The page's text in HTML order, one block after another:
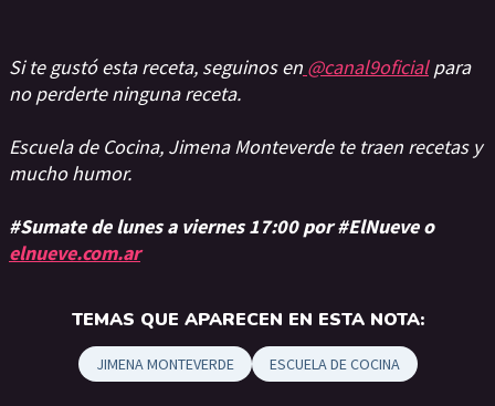
Si te gustó esta receta, seguinos en @canal9oficialpara
no perderte ninguna receta.
Escuela de Cocina, Jimena Monteverde te traen recetas y
mucho humor.
#Sumate de lunes a viernes 17:00 por #ElNueve o
elnueve.com.ar
TEMAS QUE APARECEN EN ESTA NOTA:
JIMENA MONTEVERDE ESCUELA DE COCINA